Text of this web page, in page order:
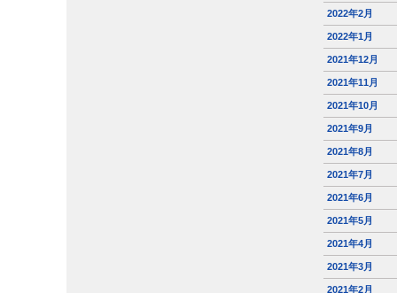
2022年2月
2022年1月
2021年12月
2021年11月
2021年10月
2021年9月
2021年8月
2021年7月
2021年6月
2021年5月
2021年4月
2021年3月
2021年2月